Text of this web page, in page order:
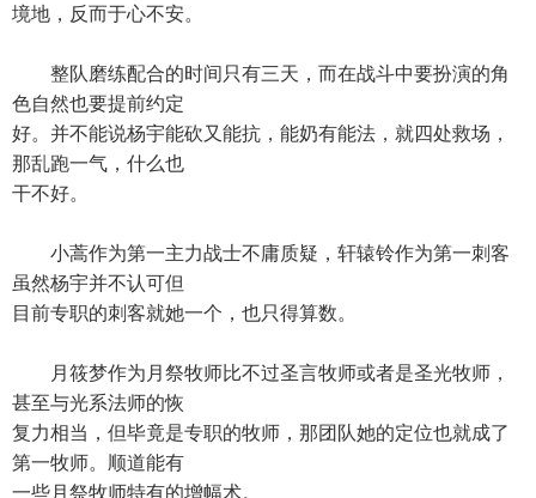
境地，反而于心不安。
整队磨练配合的时间只有三天，而在战斗中要扮演的角
色自然也要提前约定
好。并不能说杨宇能砍又能抗，能奶有能法，就四处救场，
那乱跑一气，什么也
干不好。
小蒿作为第一主力战士不庸质疑，轩辕铃作为第一刺客
虽然杨宇并不认可但
目前专职的刺客就她一个，也只得算数。
月筱梦作为月祭牧师比不过圣言牧师或者是圣光牧师，
甚至与光系法师的恢
复力相当，但毕竟是专职的牧师，那团队她的定位也就成了
第一牧师。顺道能有
一些月祭牧师特有的增幅术。